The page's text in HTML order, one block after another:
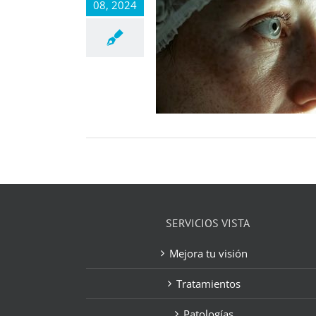
08, 2024
SERVICIOS VISTA
Mejora tu visión
Tratamientos